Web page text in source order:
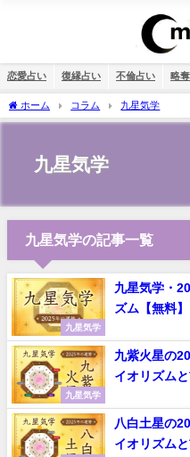
恋愛占い 復縁占い 不倫占い 略
ホーム コラム 九星気学
九星気学
九星気学の記事一覧
九星気学
九星気学・
ズム【無料】
九星気学
九紫火星の
イオリズム
八白土星の
イオリズム